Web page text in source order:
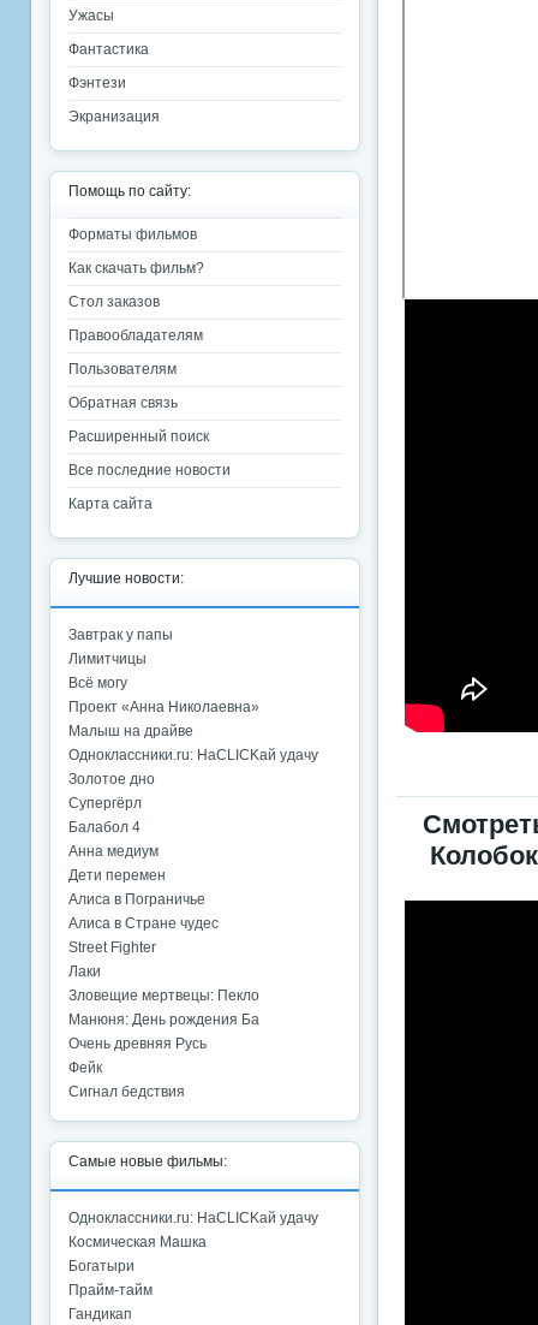
Ужасы
Фантастика
Фэнтези
Экранизация
Помощь по сайту:
Форматы фильмов
Как скачать фильм?
Стол заказов
Правообладателям
Пользователям
Обратная связь
Расширенный поиск
Все последние новости
Карта сайта
Лучшие новости:
Завтрак у папы
Лимитчицы
Всё могу
Проект «Анна Николаевна»
Малыш на драйве
Одноклассники.ru: НаCLICKай удачу
Золотое дно
Супергёрл
Балабол 4
Анна медиум
Дети перемен
Алиса в Пограничье
Алиса в Стране чудес
Street Fighter
Лаки
Зловещие мертвецы: Пекло
Манюня: День рождения Ба
Очень древняя Русь
Фейк
Сигнал бедствия
Самые новые фильмы:
Одноклассники.ru: НаCLICKай удачу
Космическая Машка
Богатыри
Прайм-тайм
Гандикап